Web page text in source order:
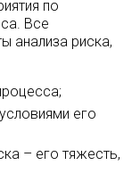
по
Все
анализа риска,
его
– его тяжесть,